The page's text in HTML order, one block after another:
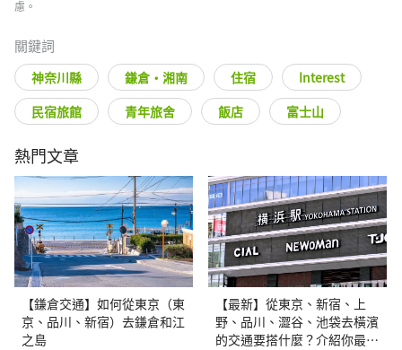
慮。
關鍵詞
神奈川縣 鎌倉・湘南 住宿
Interest
民宿旅館
青年旅舍 飯店 富士山
熱門文章
【鎌倉交通】如何從東京（東
京、品川、新宿）去鎌倉和江
之島
【最新】從東京、新宿、上
野、品川、澀谷、池袋去橫濱
的交通要搭什麼？介紹你最方